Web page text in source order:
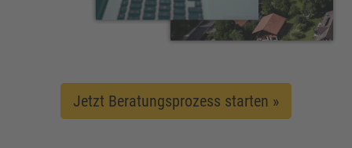
Jetzt Beratungsprozess starten »